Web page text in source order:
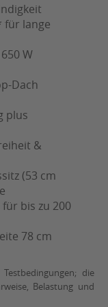
für lange
W
Dach
plus
&
(53 cm
bis zu 200
78 cm
die
Belastung und